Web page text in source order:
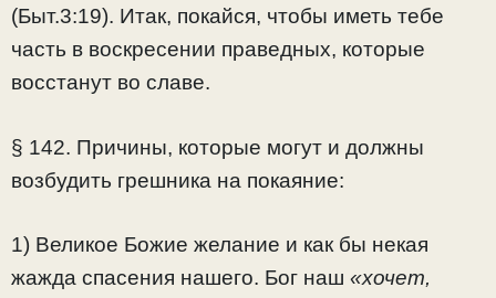
(Быт.3:19). Итак, покайся, чтобы иметь тебе
часть в воскресении праведных, которые
восстанут во славе.
§ 142. Причины, которые могут и должны
возбудить грешника на покаяние:
1) Великое Божие желание и как бы некая
жажда спасения нашего. Бог наш «хочет,